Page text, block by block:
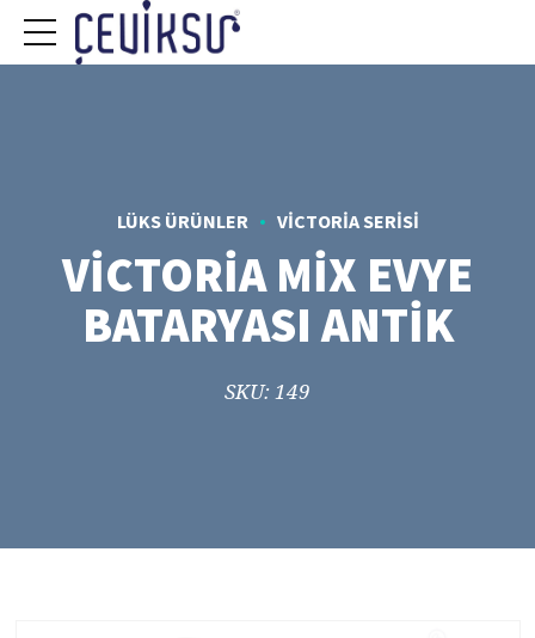
LÜKS ÜRÜNLER VICTORIA SERISI
VİCTORİA MİX EVYE
BATARYASI ANTİK
SKU: 149